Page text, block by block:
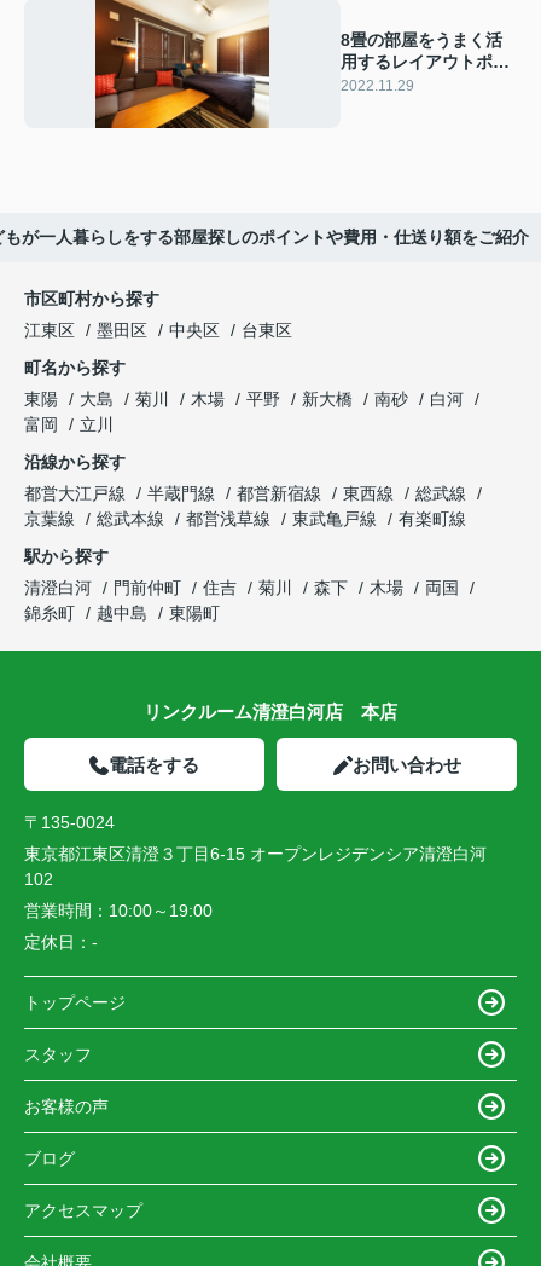
8畳の部屋をうまく活
用するレイアウトポイ
ントをご紹介
2022.11.29
もが一人暮らしをする部屋探しのポイントや費用・仕送り額をご紹介
市区町村から探す
江東区
墨田区 中央区
台東区
町名から探す
東陽
大島 菊川 木場 平野 新大橋 南砂
白河
富岡
立川
沿線から探す
都営大江戸線
半蔵門線 都営新宿線 東西線
総武線
京葉線
総武本線 都営浅草線 東武亀戸線
有楽町線
駅から探す
清澄白河
門前仲町 住吉 菊川 森下 木場
両国
錦糸町
越中島 東陽町
リンクルーム清澄白河店 本店
電話をする お問い合わせ
〒135-0024
東京都江東区清澄３丁目6-15 オープンレジデンシア清澄白河
102
営業時間： 10:00～19:00
定休日： -
トップページ
スタッフ
お客様の声
ブログ
アクセスマップ